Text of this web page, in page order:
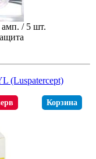
/ 5 шт.
(Luspatercept)
Корзина